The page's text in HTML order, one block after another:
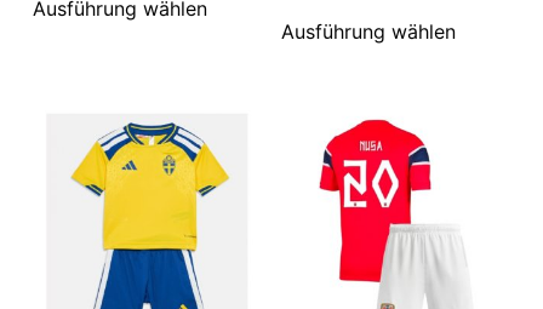
Ausführung wählen
Ausführung wählen